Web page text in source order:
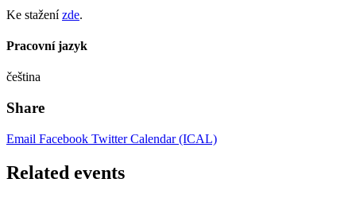
Ke staženízde.
Pracovní jazyk
čeština
Share
Email Facebook TwitterCalendar (ICAL)
Related events